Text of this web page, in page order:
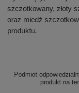
szczotkowany, złoty
oraz miedź
produktu.
Podmiot
produkt na